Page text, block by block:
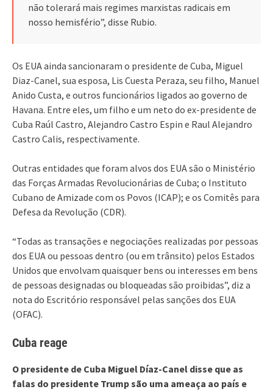
não tolerará mais regimes marxistas radicais em
nosso hemisfério”, disse Rubio.
Os EUA ainda sancionaram o presidente de Cuba, Miguel
Diaz-Canel, sua esposa, Lis Cuesta Peraza, seu filho, Manuel
Anido Custa, e outros funcionários ligados ao governo de
Havana. Entre eles, um filho e um neto do ex-presidente de
Cuba Raúl Castro, Alejandro Castro Espin e Raul Alejandro
Castro Calis, respectivamente.
Outras entidades que foram alvos dos EUA são o Ministério
das Forças Armadas Revolucionárias de Cuba; o Instituto
Cubano de Amizade com os Povos (ICAP); e os Comitês para
Defesa da Revolução (CDR).
“Todas as transações e negociações realizadas por pessoas
dos EUA ou pessoas dentro (ou em trânsito) pelos Estados
Unidos que envolvam quaisquer bens ou interesses em bens
de pessoas designadas ou bloqueadas são proibidas”, diz a
nota do Escritório responsável pelas sanções dos EUA
(OFAC).
Cuba reage
O presidente de Cuba Miguel Díaz-Canel disse que as
falas do presidente Trump são uma ameaça ao país e